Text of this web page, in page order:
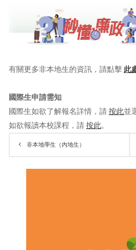
有關更多非本地生的資訊，請點擊 此
國際生申請需知
國際生如欲了解報名詳情，請 按此並
如欲報讀本校課程，請 按此。
非本地學生（內地生）